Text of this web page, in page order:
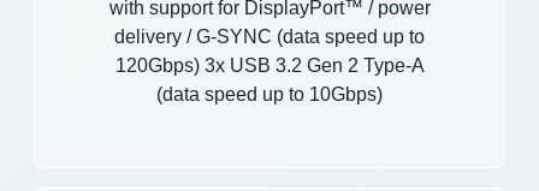
with support for DisplayPort™ / power
delivery / G-SYNC (data speed up to
120Gbps) 3x USB 3.2 Gen 2 Type-A
(data speed up to 10Gbps)